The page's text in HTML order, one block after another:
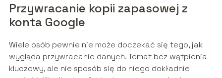
Przywracanie kopii zapasowej z
konta Google
Wiele osób pewnie nie może doczekać się tego, jak
wygląda przywracanie danych. Temat bez wątpienia
kluczowy, ale nie sposób się do niego dokładnie